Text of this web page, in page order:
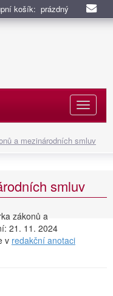
košík: prázdný
a mezinárodních smluv
smluv
zákonů a
21. 11. 2024
v redakční anotaci